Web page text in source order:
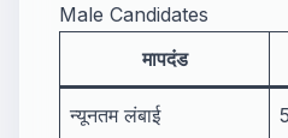
Male Candidates
मापदंड
न्यूनतम लंबाई